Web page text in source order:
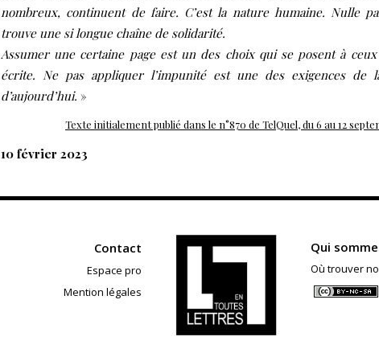
nombreux, continuent de faire. C’est la nature humaine. Nulle
trouve une si longue chaîne de solidarité.
Assumer une certaine page est un des choix qui se posent à ceux
écrite. Ne pas appliquer l’impunité est une des exigences de
d’aujourd’hui. »
Texte initialement publié dans le n°870 de TelQuel, du 6 au 12
10 février 2023
Contact
Espace pro
Mention légales
Qui
Où trouver